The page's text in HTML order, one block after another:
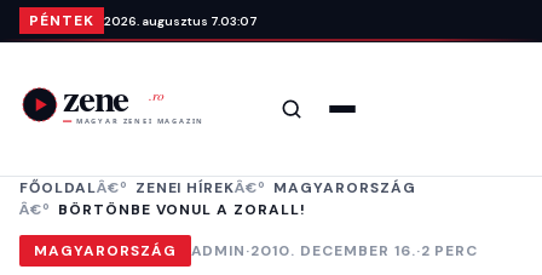
Ugrás a tartalomra
PÉNTEK 2026. augusztus 7.03:07
Keresés
FŐOLDAL ZENEI HÍREK
MAGYARORSZÁG
BÖRTÖNBE VONUL A ZORALL!
MAGYARORSZÁG ADMIN·2010. DECEMBER 16.·2 PERC